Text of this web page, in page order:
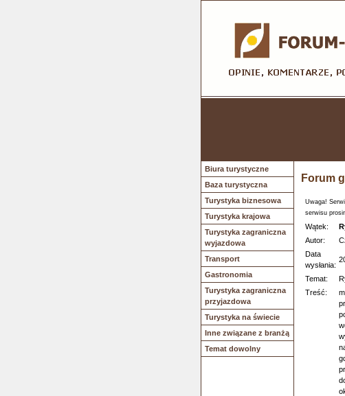
Biura turystyczne
Baza turystyczna
Turystyka biznesowa
Turystyka krajowa
Turystyka zagraniczna
wyjazdowa
Transport
Gastronomia
Turystyka zagraniczna
przyjazdowa
Turystyka na świecie
Inne związane z branżą
Temat dowolny
Forum
Uwaga!
serwisu
Wątek:
Autor:
Data
wysłania:
Temat:
Treść: